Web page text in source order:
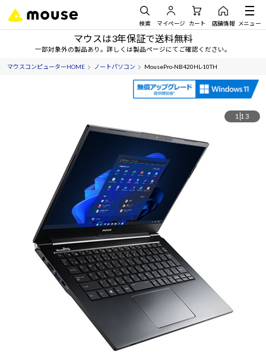
検索 マイページ カート 店舗情報 メニュー
マウスは3年保証で送料無料
一部対象外の製品あり。詳しくは製品ページにてご確認ください。
マウスコンピューターHOME ノートパソコン MousePro-NB420HL-10TH
1 13